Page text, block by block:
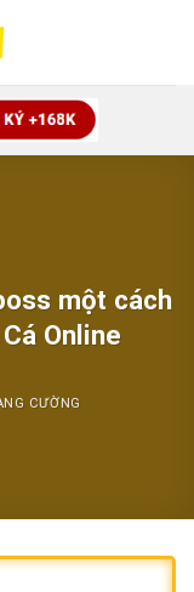
một cách
Online
CƯỜNG